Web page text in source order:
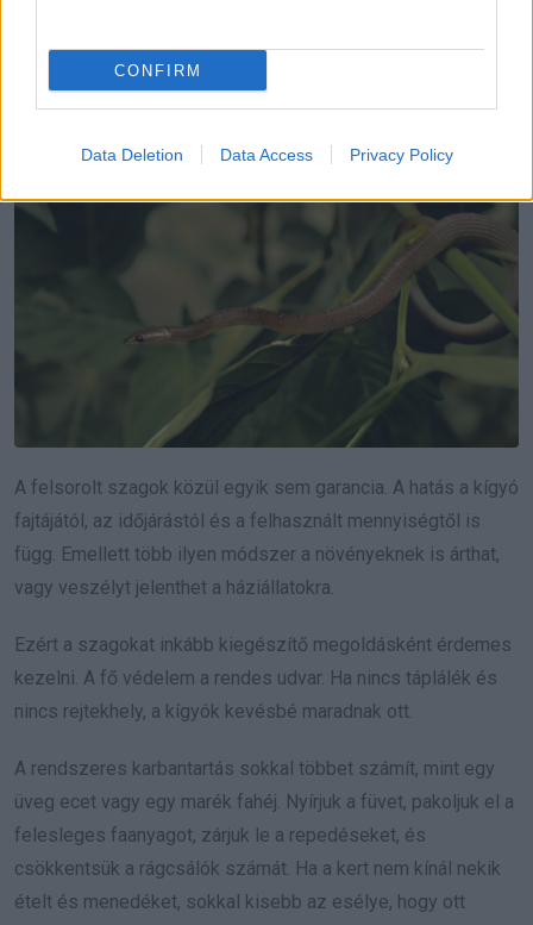
CONFIRM
Data Deletion Data Access Privacy Policy
Ami valójában működik
A felsorolt szagok közül egyik sem garancia. A hatás a kígyó
fajtájától, az időjárástól és a felhasznált mennyiségtől is
függ. Emellett több ilyen módszer a növényeknek is árthat,
vagy veszélyt jelenthet a háziállatokra.
Ezért a szagokat inkább kiegészítő megoldásként érdemes
kezelni. A fő védelem a rendes udvar. Ha nincs táplálék és
nincs rejtekhely, a kígyók kevésbé maradnak ott.
A rendszeres karbantartás sokkal többet számít, mint egy
üveg ecet vagy egy marék fahéj. Nyírjuk a füvet, pakoljuk el a
felesleges faanyagot, zárjuk le a repedéseket, és
csökkentsük a rágcsálók számát. Ha a kert nem kínál nekik
ételt és menedéket, sokkal kisebb az esélye, hogy ott